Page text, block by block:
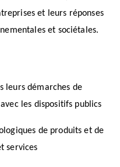
et leurs réponses
et sociétales.
leurs démarches de
les dispositifs publics
de produits et de
services